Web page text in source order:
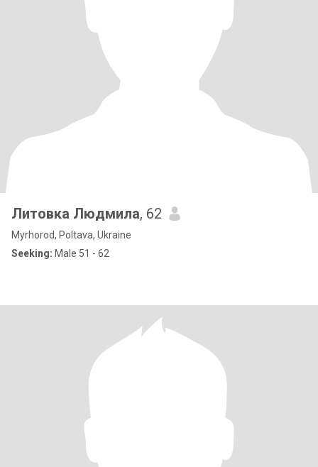
Литовка Людмила, 62
Myrhorod, Poltava, Ukraine
Seeking: Male 51 - 62